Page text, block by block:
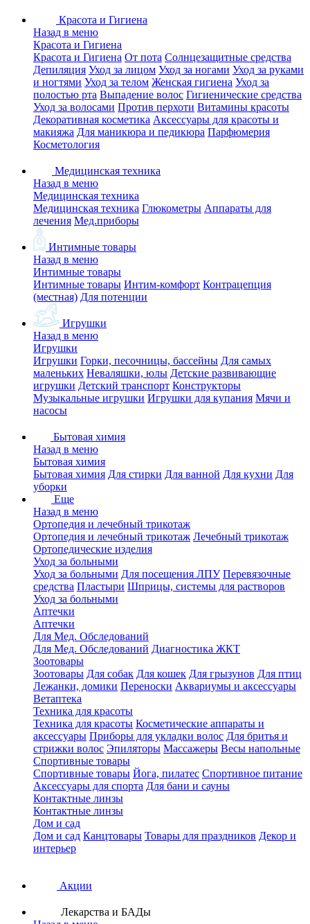
Красота и Гигиена
Назад в меню
Красота и Гигиена
Красота и Гигиена От пота Солнцезащитные средства
Депиляция Уход за лицом Уход за ногами Уход за руками
и ногтями Уход за телом Женская гигиена Уход за
полостью рта Выпадение волос Гигиенические средства
Уход за волосами Против перхоти Витамины красоты
Декоративная косметика Аксессуары для красоты и
макияжа Для маникюра и педикюра Парфюмерия
Косметология
Медицинская техника
Назад в меню
Медицинская техника
Медицинская техника Глюкометры Аппараты для
лечения Мед.приборы
Интимные товары
Назад в меню
Интимные товары
Интимные товары Интим-комфорт Контрацепция
(местная) Для потенции
Игрушки
Назад в меню
Игрушки
Игрушки Горки, песочницы, бассейны Для самых
маленьких Неваляшки, юлы Детские развивающие
игрушки Детский транспорт Конструкторы
Музыкальные игрушки Игрушки для купания Мячи и
насосы
Бытовая химия
Назад в меню
Бытовая химия
Бытовая химия Для стирки Для ванной Для кухни Для
уборки
Еще
Назад в меню
Ортопедия и лечебный трикотаж
Ортопедия и лечебный трикотаж Лечебный трикотаж
Ортопедические изделия
Уход за больными
Уход за больными Для посещения ЛПУ Перевязочные
средства Пластыри Шприцы, системы для растворов
Уход за больными
Аптечки
Аптечки
Для Мед. Обследований
Для Мед. Обследований Диагностика ЖКТ
Зоотовары
Зоотовары Для собак Для кошек Для грызунов Для птиц
Лежанки, домики Переноски Аквариумы и аксессуары
Ветаптека
Техника для красоты
Техника для красоты Косметические аппараты и
аксессуары Приборы для укладки волос Для бритья и
стрижки волос Эпиляторы Массажеры Весы напольные
Спортивные товары
Спортивные товары Йога, пилатес Спортивное питание
Аксессуары для спорта Для бани и сауны
Контактные линзы
Контактные линзы
Дом и сад
Дом и сад Канцтовары Товары для праздников Декор и
интерьер
Акции
Лекарства и БАДы